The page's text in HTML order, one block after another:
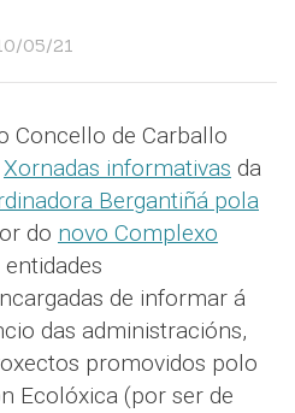
05/21
Concello de Carballo
Xornadas informativas da
Bergantiñá pola
do novo Complexo
entidades
de informar á
das administracións,
promovidos polo
Ecolóxica (por ser de